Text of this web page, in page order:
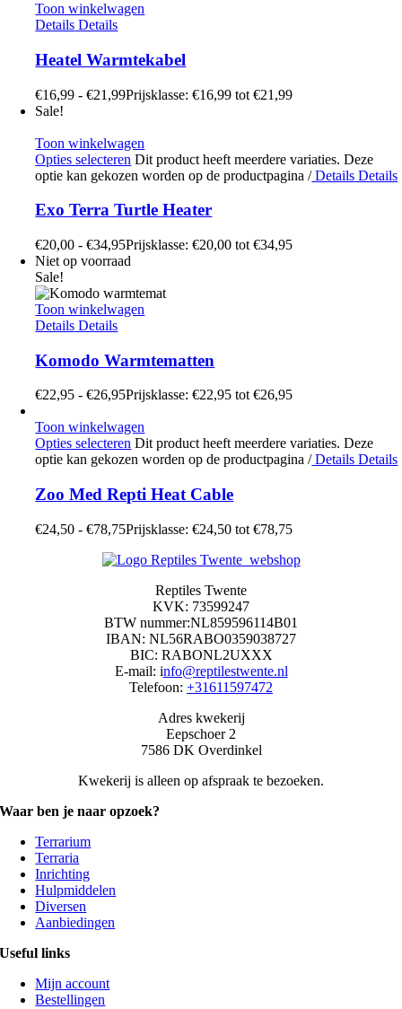
Toon winkelwagen
Details Details
Heatel Warmtekabel
€16,99 - €21,99Prijsklasse: €16,99 tot €21,99
Sale!
Toon winkelwagen
Opties selecteren Dit product heeft meerdere variaties. Deze
optie kan gekozen worden op de productpagina/Details Details
Exo Terra Turtle Heater
€20,00 - €34,95Prijsklasse: €20,00 tot €34,95
Niet op voorraad
Sale!
Toon winkelwagen
Details Details
Komodo Warmtematten
€22,95 - €26,95Prijsklasse: €22,95 tot €26,95
Toon winkelwagen
Opties selecteren Dit product heeft meerdere variaties. Deze
optie kan gekozen worden op de productpagina/Details Details
Zoo Med Repti Heat Cable
€24,50 - €78,75Prijsklasse: €24,50 tot €78,75
Reptiles Twente
KVK: 73599247
BTW nummer:NL859596114B01
IBAN: NL56RABO0359038727
BIC: RABONL2UXXX
E-mail: info@reptilestwente.nl
Telefoon: +31611597472
Adres kwekerij
Eepschoer 2
7586 DK Overdinkel
Kwekerij is alleen op afspraak te bezoeken.
Waar ben je naar opzoek?
Terrarium
Terraria
Inrichting
Hulpmiddelen
Diversen
Aanbiedingen
Useful links
Mijn account
Bestellingen